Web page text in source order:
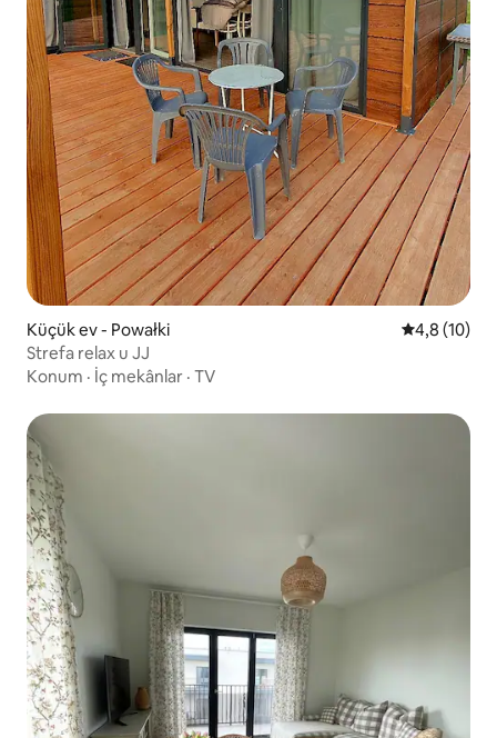
Küçük ev - Powałki 5 üzerinden
4,8 (10)
Strefa relax u JJ
Konum · İç mekânlar · TV